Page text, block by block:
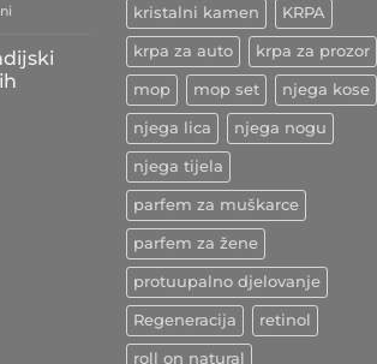
u
službi
ljepote
kristalni kamen KRPA
krpa za auto krpa za prozor
mop mop set njega kose
njega lica njega nogu
njega tijela
parfem za muškarce
parfem za žene
protuupalno djelovanje
Regeneracija retinol
roll on natural